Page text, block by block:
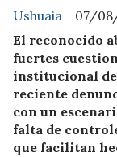
Ushuaia
07/
El reconocido
fuertes
institucional
reciente
con un
falta de
que facilitan